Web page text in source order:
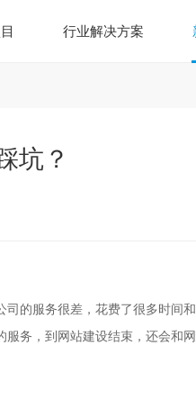
行业解决方案
坑？
的服务很差，花费了很多时间
务，到网站建设结束，还会和